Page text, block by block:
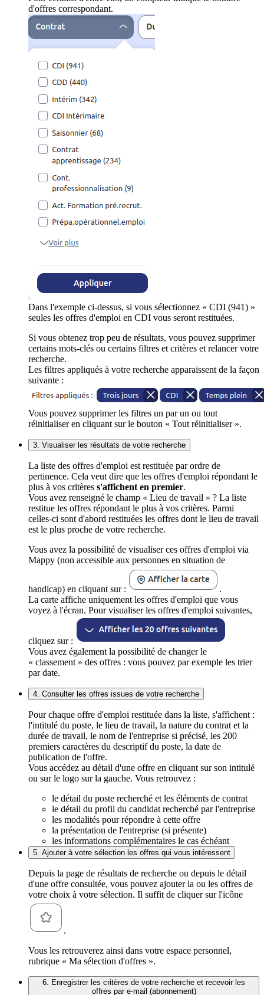
d'offres correspondant.
Dans l'exemple ci-dessus, si vous sélectionnez « CDI (941) »
seules les offres d'emploi en CDI vous seront restituées.
Si vous obtenez trop peu de résultats, vous pouvez supprimer
certains mots-clés ou certains filtres et critères et relancer votre
recherche.
Les filtres appliqués à votre recherche apparaissent de la façon
suivante :
Vous pouvez supprimer les filtres un par un ou tout
réinitialiser en cliquant sur le bouton « Tout réinitialiser ».
3. Visualiser les résultats de votre recherche
La liste des offres d'emploi est restituée par ordre de
pertinence. Cela veut dire que les offres d'emploi répondant le
plus à vos critères s'affichent en premier.
Vous avez renseigné le champ « Lieu de travail » ? La liste
restitue les offres répondant le plus à vos critères. Parmi
celles-ci sont d'abord restituées les offres dont le lieu de travail
est le plus proche de votre recherche.
Vous avez la possibilité de visualiser ces offres d'emploi via
Mappy (non accessible aux personnes en situation de
handicap) en cliquant sur :
.
La carte affiche uniquement les offres d'emploi que vous
voyez à l'écran. Pour visualiser les offres d'emploi suivantes,
cliquez sur :
Vous avez également la possibilité de changer le
« classement » des offres : vous pouvez par exemple les trier
par date.
4. Consulter les offres issues de votre recherche
Pour chaque offre d'emploi restituée dans la liste, s'affichent :
l'intitulé du poste, le lieu de travail, la nature du contrat et la
durée de travail, le nom de l'entreprise si précisé, les 200
premiers caractères du descriptif du poste, la date de
publication de l'offre.
Vous accédez au détail d'une offre en cliquant sur son intitulé
ou sur le logo sur la gauche. Vous retrouvez :
le détail du poste recherché et les éléments de contrat
le détail du profil du candidat recherché par l'entreprise
les modalités pour répondre à cette offre
la présentation de l'entreprise (si présente)
les informations complémentaires le cas échéant
5. Ajouter à votre sélection les offres qui vous intéressent
Depuis la page de résultats de recherche ou depuis le détail
d'une offre consultée, vous pouvez ajouter la ou les offres de
votre choix à votre sélection. Il suffit de cliquer sur l'icône
.
Vous les retrouverez ainsi dans votre espace personnel,
rubrique « Ma sélection d'offres ».
6. Enregistrer les critères de votre recherche et recevoir les
offres par e-mail (abonnement)